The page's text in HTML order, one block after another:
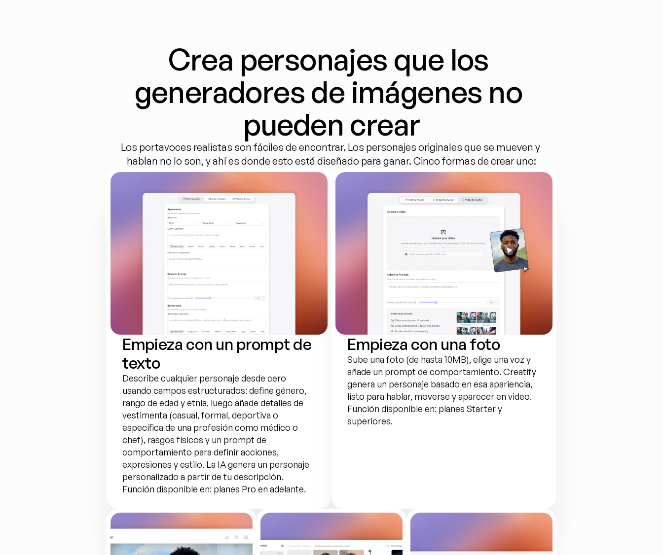
Crea personajes que los
generadores de imágenes no
pueden crear
Los portavoces realistas son fáciles de encontrar. Los personajes originales que se mueven y
hablan no lo son, y ahí es donde esto está diseñado para ganar. Cinco formas de crear uno:
Empieza con un prompt de
texto
Describe cualquier personaje desde cero
usando campos estructurados: define género,
rango de edad y etnia, luego añade detalles de
vestimenta (casual, formal, deportiva o
específica de una profesión como médico o
chef), rasgos físicos y un prompt de
comportamiento para definir acciones,
expresiones y estilo. La IA genera un personaje
personalizado a partir de tu descripción.
Función disponible en: planes Pro en adelante.
Empieza con una foto
Sube una foto (de hasta 10MB), elige una voz y
añade un prompt de comportamiento. Creatify
genera un personaje basado en esa apariencia,
listo para hablar, moverse y aparecer en video.
Función disponible en: planes Starter y
superiores.